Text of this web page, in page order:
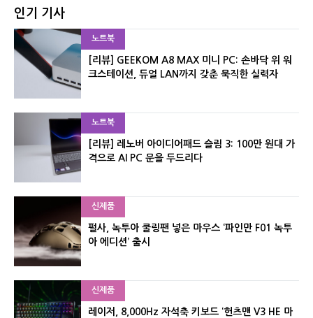
인기 기사
노트북
[리뷰] GEEKOM A8 MAX 미니 PC: 손바닥 위 워
크스테이션, 듀얼 LAN까지 갖춘 묵직한 실력자
노트북
[리뷰] 레노버 아이디어패드 슬림 3: 100만 원대 가
격으로 AI PC 문을 두드리다
신제품
펄사, 녹투아 쿨링팬 넣은 마우스 ‘파인만 F01 녹투
아 에디션’ 출시
신제품
레이저, 8,000Hz 자석축 키보드 ‘헌츠맨 V3 HE 마